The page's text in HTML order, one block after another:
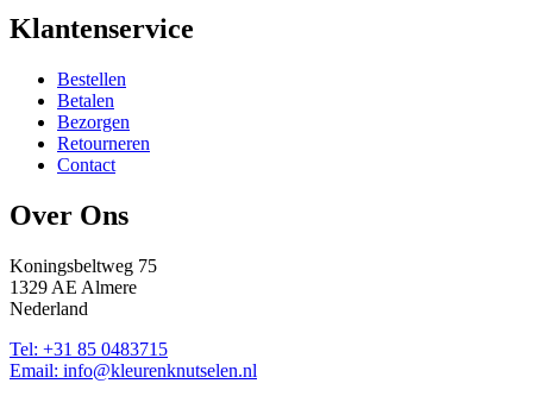
Klantenservice
Bestellen
Betalen
Bezorgen
Retourneren
Contact
Over Ons
Koningsbeltweg 75
1329 AE Almere
Nederland
Tel: +31 85 0483715
Email: info@kleurenknutselen.nl